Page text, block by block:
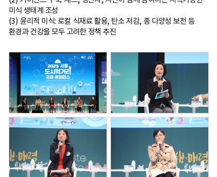
미식 생태계 조성
(3) 윤리적 미식: 로컬 식재료 활용, 탄소 저감, 종 다양성 보전 등
환경과 건강을 모두 고려한 정책 추진